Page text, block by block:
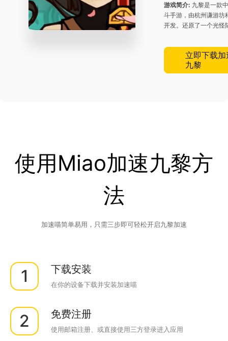
游戏简介: 九黎是一款
斗手游，由杭州谦游坊
开发。还原了一个光怪
个有着神秘身世的主人
共工、夸父、刑天、
上古魔神的斗争和纠葛
立即下载加
九黎
使用Miao加速九黎方
法
加速喵简单易用，只需三步即可轻松开启九黎加速
1 下载安装
在你的设备下载并安装加速喵
2 免费注册
使用邮箱注册、或直接使用三方登录进入应用